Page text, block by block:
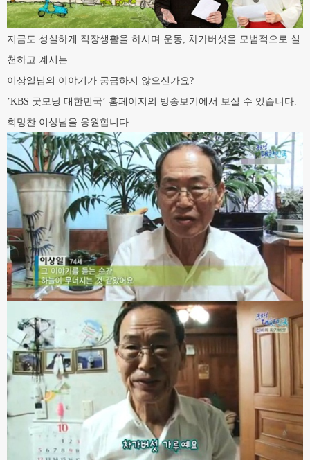
지금도 성실하게 직장생활을 하시며 운동 , 차가버섯을 모범적으로 실
천하고 계시는
이상일님의 이야기가 궁금하지 않으신가요?
’KBS 굿모닝 대한민국’ 홈페이지의 방송보기에서 보실 수 있습니다.
희망찬 이상님을 응원합니다.